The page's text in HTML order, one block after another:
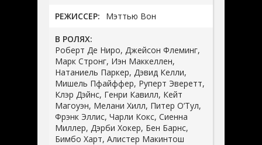
РЕЖИССЕР: Мэттью Вон
В РОЛЯХ:
Роберт Де Ниро, Джейсон Флеминг,
Марк Стронг, Иэн Маккеллен,
Натаниель Паркер, Дэвид Келли,
Мишель Пфайффер, Руперт Эверетт,
Клэр Дэйнс, Генри Кавилл, Кейт
Магоуэн, Мелани Хилл, Питер О’Тул,
Фрэнк Эллис, Чарли Кокс, Сиенна
Миллер, Дэрби Хокер, Бен Барнс,
Бимбо Харт, Алистер Макинтош